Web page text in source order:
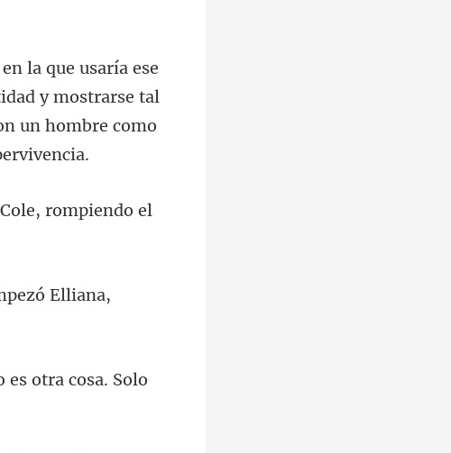
y mostrarse tal
Elliana,
es otra cosa. Solo